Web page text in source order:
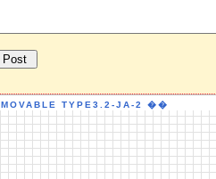
MOVABLE TYPE3.2-JA-2 ��